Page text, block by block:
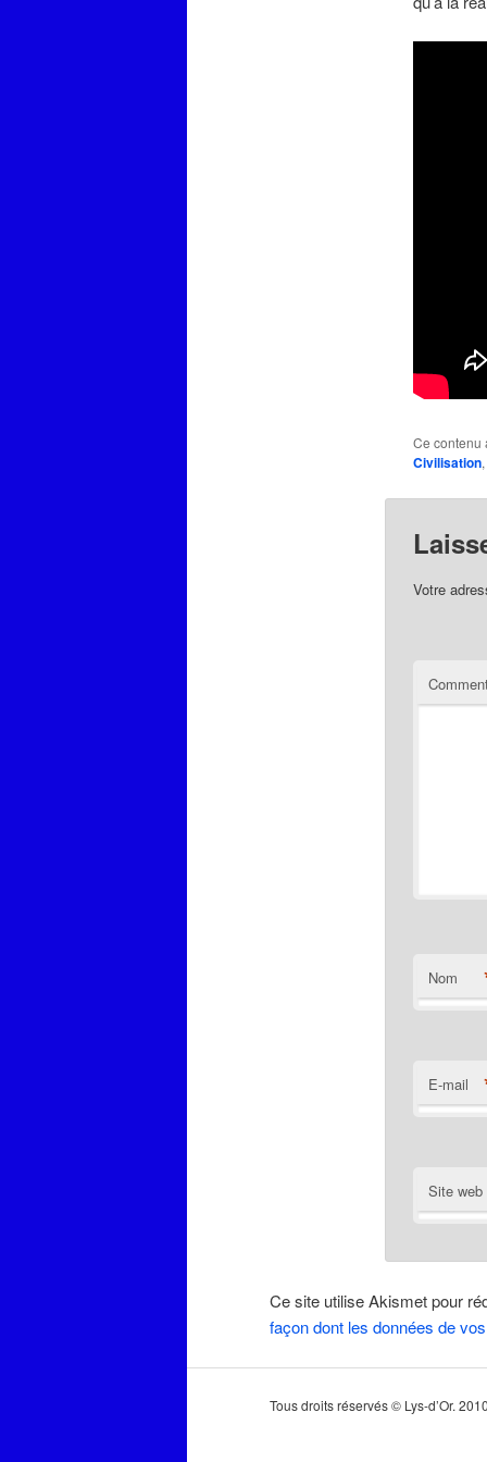
Ce contenu
Civilisation,
Votre
Nom
E-mail
Site web
Ce site utilise Akismet pour
façon dont les données de
Tous droits réservés © Lys-d’Or.